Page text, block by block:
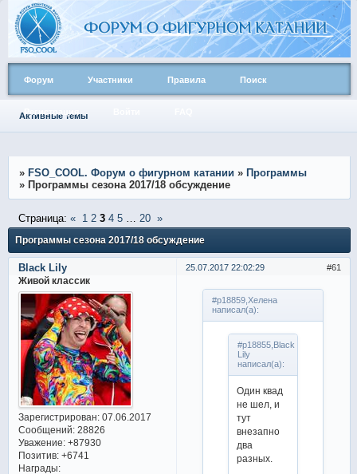
Форум Участники Правила Поиск
Активные темы
» FSO_COOL. Форум о фигурном катании » Программы
» Программы сезона 2017/18 обсуждение
Программы сезона 2017/18 обсуждение
Страница: « 1 2 3 4 5 20 »
61
25.07.2017 22:02:29
Black Lily
Живой классик
Зарегистрирован: 07.06.2017
Сообщений:28826
Уважение: +87930
Позитив: +6741
Награды:
#p18859,Хелена
написал(а):
#p18855,Black
Lily
написал(а):
Один квад
не шел, и
тут
внезапно
два
разных.